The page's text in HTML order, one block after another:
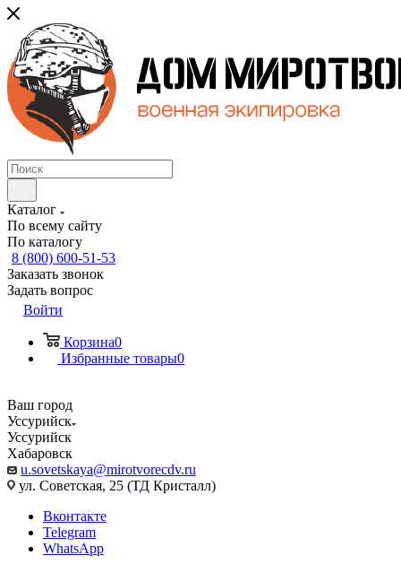
Каталог
По всему сайту
По каталогу
8 (800) 600-51-53
Заказать звонок
Задать вопрос
Войти
Корзина0
Избранные товары0
Ваш город
Уссурийск
Уссурийск
Хабаровск
u.sovetskaya@mirotvorecdv.ru
ул. Советская, 25 (ТД Кристалл)
Вконтакте
Telegram
WhatsApp